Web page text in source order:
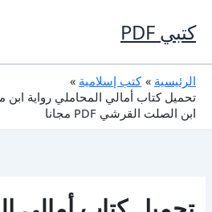
إلى
المحتوى
كتبي PDF
الرئيسية
كتب إسلامية
تحميل كتاب أمالي المحاملي رواية ابن
ابن الصلت القرشي PDF مجانا